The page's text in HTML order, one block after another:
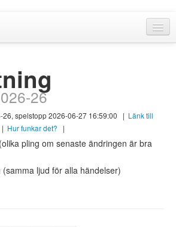
26
spelstopp 2026-06-27 16:59:00 | Länk till
| Hur funkar det? |
pling om senaste ändringen är bra
ljud för alla händelser)